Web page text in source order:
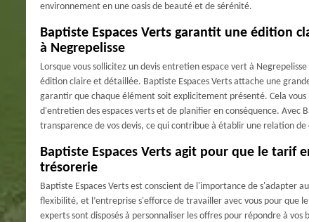
environnement en une oasis de beauté et de sérénité.
Baptiste Espaces Verts garantit une édition
à Negrepelisse
Lorsque vous sollicitez un devis entretien espace vert à
édition claire et détaillée. Baptiste Espaces Verts attache une
garantir que chaque élément soit explicitement présenté. Cela
d'entretien des espaces verts et de planifier en conséquence. Avec
transparence de vos devis, ce qui contribue à établir une relation de
Baptiste Espaces Verts agit pour que le tarif
trésorerie
Baptiste Espaces Verts est conscient de l'importance de s'adapter
flexibilité, et l’entreprise s'efforce de travailler avec vous pour que
experts sont disposés à personnaliser les offres pour répondre à